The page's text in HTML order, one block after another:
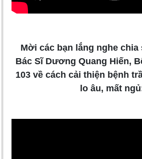
Mời các bạn lắng nghe chia
Bác Sĩ Dương Quang Hiến,
103 về cách cải thiện bệnh
lo âu, mất